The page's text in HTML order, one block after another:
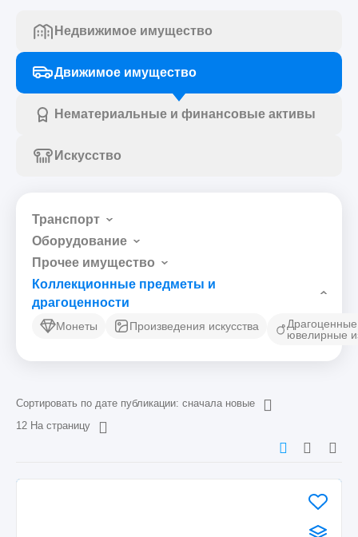
Недвижимое имущество
Движимое имущество
Нематериальные и финансовые активы
Искусство
Транспорт
Оборудование
Прочее имущество
Коллекционные предметы и
драгоценности
Монеты Произведения искусства
ювелирные
Сортировать по дате публикации: сначала новые
12 На страницу